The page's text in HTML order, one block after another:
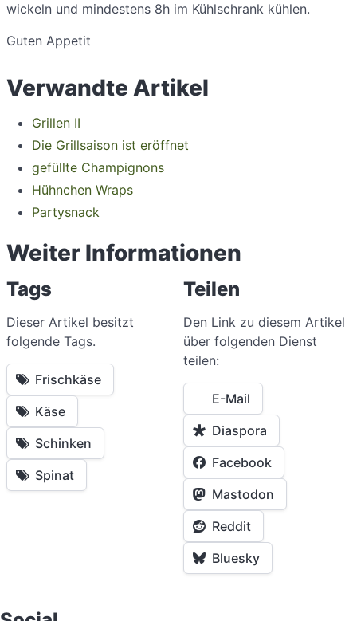
wickeln und mindestens 8h im Kühlschrank kühlen.
Guten Appetit
Verwandte Artikel
Grillen II
Die Grillsaison ist eröffnet
gefüllte Champignons
Hühnchen Wraps
Partysnack
Weiter Informationen
Tags
Dieser Artikel besitzt
folgende Tags.
Frischkäse
Käse
Schinken
Spinat
Teilen
Den Link zu diesem Artikel
über folgenden Dienst
teilen:
E-Mail
Diaspora
Facebook
Mastodon
Reddit
Bluesky